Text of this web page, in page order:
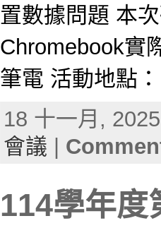
置數據問題 本
Chromebook實
筆電 活動地點
18 十一月,
會議
114學年度